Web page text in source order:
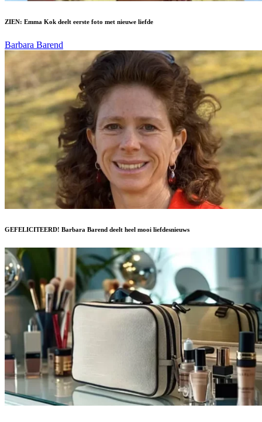
ZIEN: Emma Kok deelt eerste foto met nieuwe liefde
Barbara Barend
GEFELICITEERD! Barbara Barend deelt heel mooi liefdesnieuws